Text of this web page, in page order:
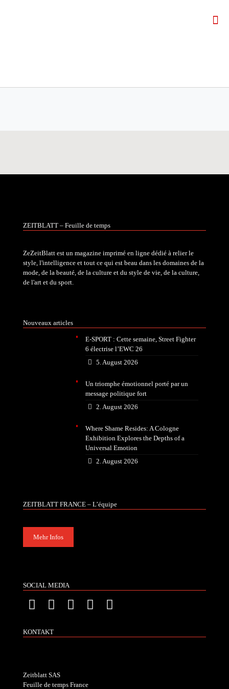
ZEITBLATT – Feuille de temps
ZeZeitBlatt est un magazine imprimé en ligne dédié à relier le
style, l'intelligence et tout ce qui est beau dans les domaines de la
mode, de la beauté, de la culture et du style de vie, de la culture,
de l'art et du sport.
Nouveaux articles
E-SPORT : Cette semaine, Street Fighter
6 électrise l’EWC 26
5. August 2026
Un triomphe émotionnel porté par un
message politique fort
2. August 2026
Where Shame Resides: A Cologne
Exhibition Explores the Depths of a
Universal Emotion
2. August 2026
ZEITBLATT FRANCE – L’équipe
Mehr Infos
SOCIAL MEDIA
KONTAKT
Zeitblatt SAS
Feuille de temps France